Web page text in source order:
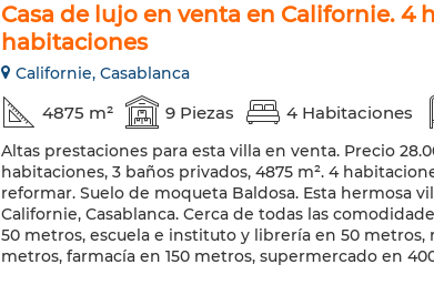
Casa de lujo en venta en Californie. 4
habitaciones
Californie, Casablanca
4875 m² 9 Piezas 4 Habitaciones
Altas prestaciones para esta villa en venta. Precio
habitaciones, 3 baños privados, 4875 m². 4
reformar. Suelo de moqueta Baldosa. Esta hermosa
Californie, Casablanca. Cerca de todas las
50 metros, escuela e instituto y librería en 50 metros,
metros, farmacía en 150 metros, supermercado en